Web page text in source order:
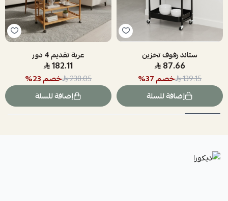
ستاند رفوف تخزين
87.66
139.15 خصم37
%
إضافة للسلة
عربة تقديم 4 دور
182.11
238.05 خصم23
%
إضافة للسلة